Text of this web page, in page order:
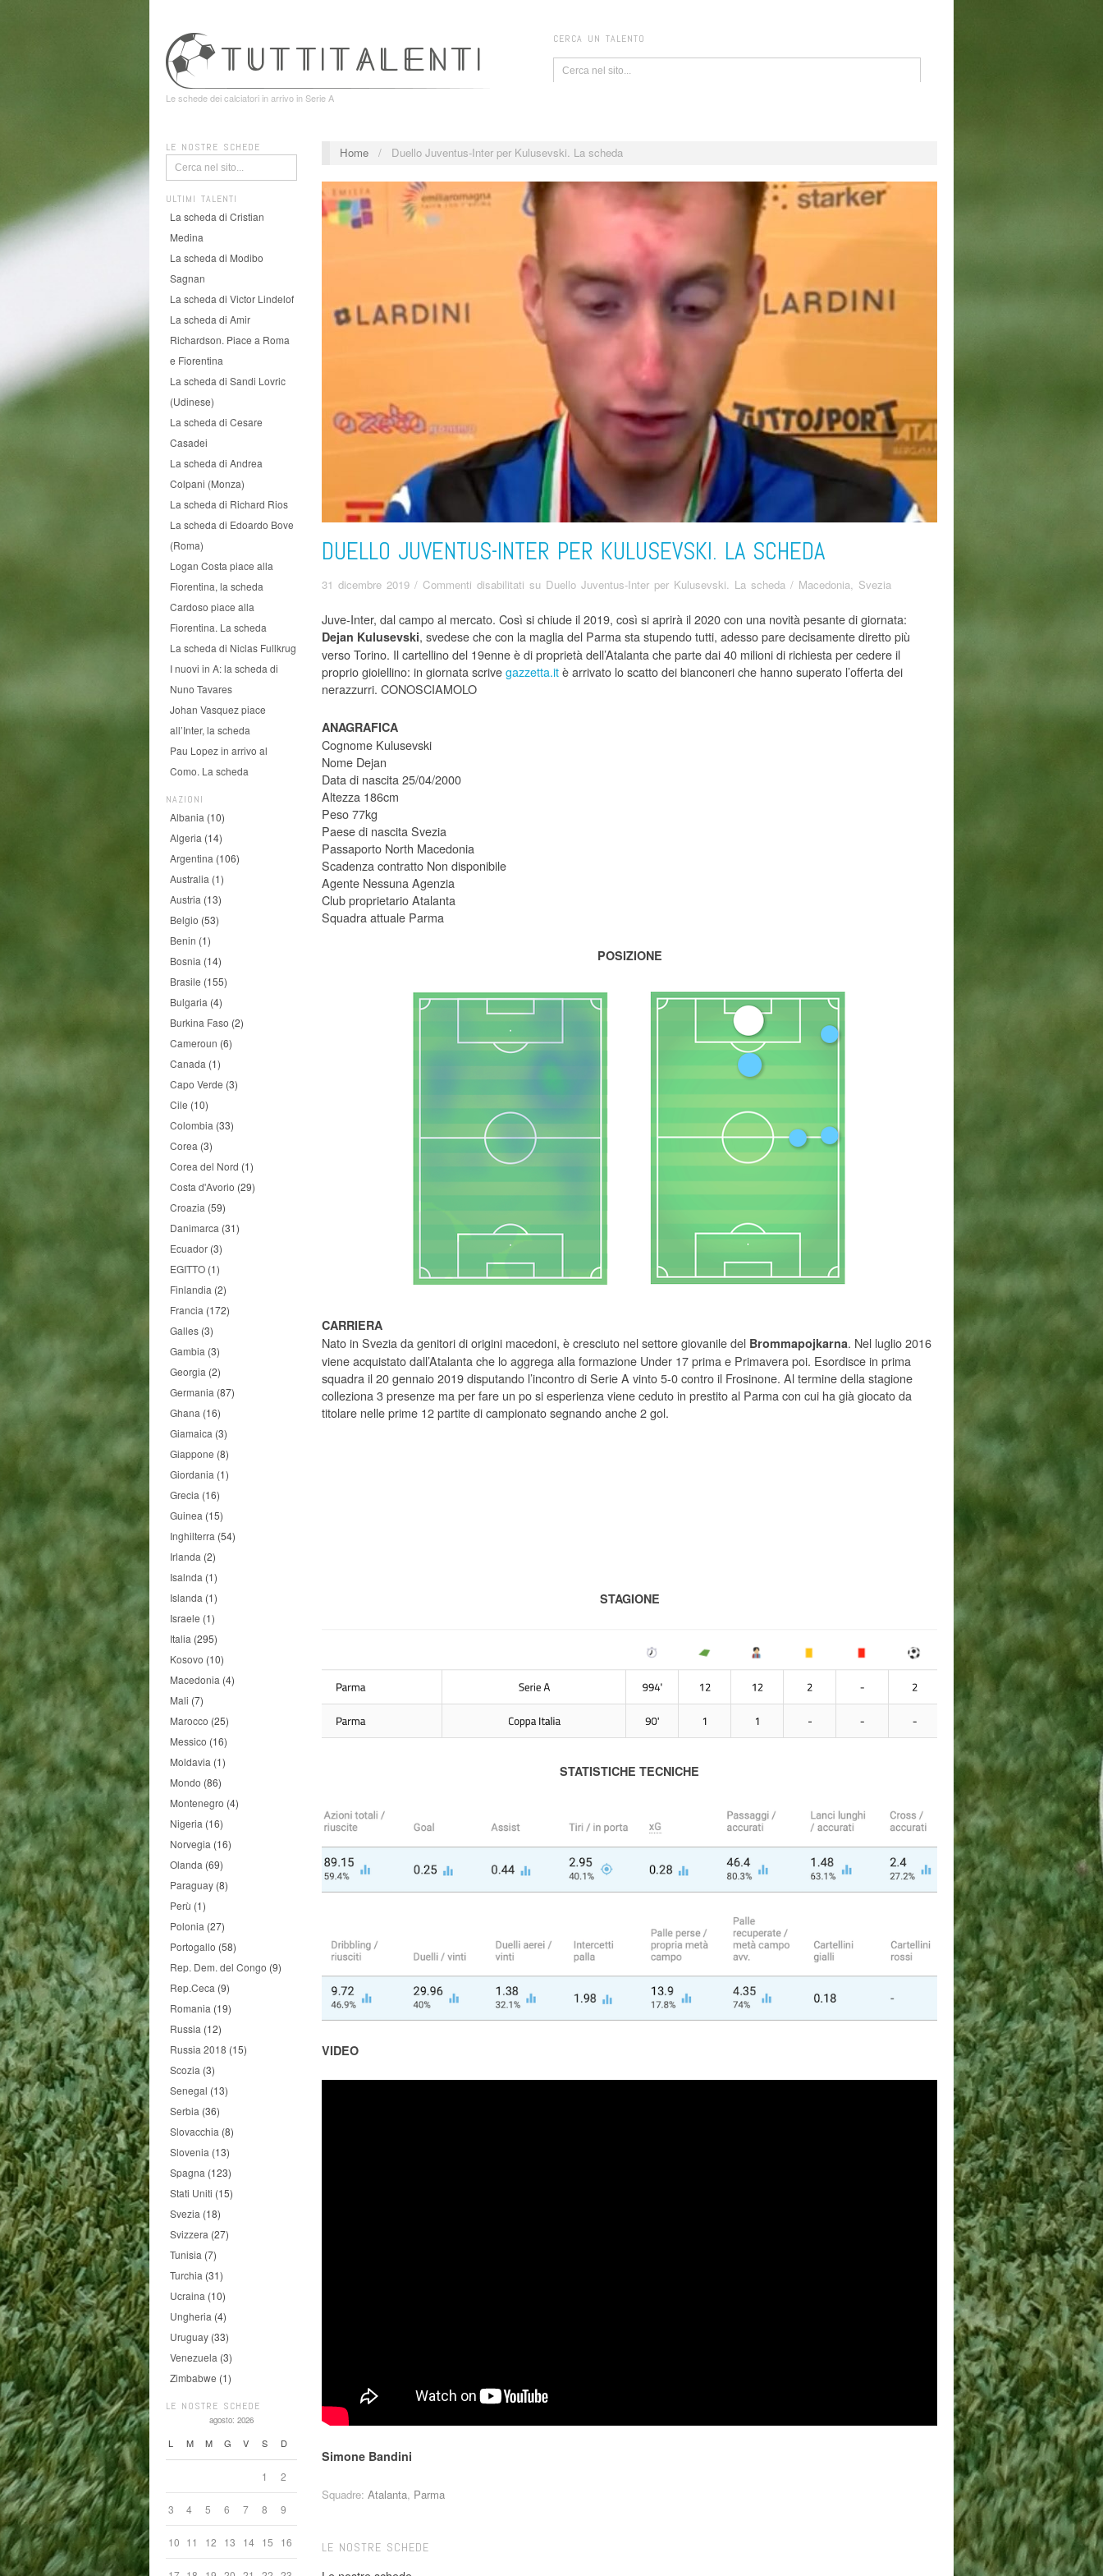
Le schede dei calciatori in arrivo in Serie A
CERCA UN TALENTO
LE NOSTRE SCHEDE
ULTIMI TALENTI
La scheda di Cristian
Medina
La scheda di Modibo
Sagnan
La scheda di Victor Lindelof
La scheda di Amir
Richardson. Piace a Roma
e Fiorentina
La scheda di Sandi Lovric
(Udinese)
La scheda di Cesare
Casadei
La scheda di Andrea
Colpani (Monza)
La scheda di Richard Rios
La scheda di Edoardo Bove
(Roma)
Logan Costa piace alla
Fiorentina, la scheda
Cardoso piace alla
Fiorentina. La scheda
La scheda di Niclas Fullkrug
I nuovi in A: la scheda di
Nuno Tavares
Johan Vasquez piace
all’Inter, la scheda
Pau Lopez in arrivo al
Como. La scheda
NAZIONI
Albania (10)
Algeria (14)
Argentina (106)
Australia (1)
Austria (13)
Belgio (53)
Benin (1)
Bosnia (14)
Brasile (155)
Bulgaria (4)
Burkina Faso (2)
Cameroun (6)
Canada (1)
Capo Verde (3)
Cile (10)
Colombia (33)
Corea (3)
Corea del Nord (1)
Costa d'Avorio (29)
Croazia (59)
Danimarca (31)
Ecuador (3)
EGITTO (1)
Finlandia (2)
Francia (172)
Galles (3)
Gambia (3)
Georgia (2)
Germania (87)
Ghana (16)
Giamaica (3)
Giappone (8)
Giordania (1)
Grecia (16)
Guinea (15)
Inghilterra (54)
Irlanda (2)
Isalnda (1)
Islanda (1)
Israele (1)
Italia (295)
Kosovo (10)
Macedonia (4)
Mali (7)
Marocco (25)
Messico (16)
Moldavia (1)
Mondo (86)
Montenegro (4)
Nigeria (16)
Norvegia (16)
Olanda (69)
Paraguay (8)
Perù (1)
Polonia (27)
Portogallo (58)
Rep. Dem. del Congo (9)
Rep.Ceca (9)
Romania (19)
Russia (12)
Russia 2018 (15)
Scozia (3)
Senegal (13)
Serbia (36)
Slovacchia (8)
Slovenia (13)
Spagna (123)
Stati Uniti (15)
Svezia (18)
Svizzera (27)
Tunisia (7)
Turchia (31)
Ucraina (10)
Ungheria (4)
Uruguay (33)
Venezuela (3)
Zimbabwe (1)
LE NOSTRE SCHEDE
agosto: 2026
L M M G V S D
1 2
3 4 5 6 7 8 9
10 11 12 13 14 15 16
Home / Duello Juventus-Inter per Kulusevski. La scheda
DUELLO JUVENTUS-INTER PER KULUSEVSKI. LA SCHEDA
31 dicembre 2019 / Commenti disabilitati su Duello Juventus-Inter per Kulusevski. La scheda / Macedonia Svezia
Juve-Inter, dal campo al mercato. Così si chiude il 2019, così si aprirà il 2020 con una novità pesante di giornata:
Dejan Kulusevski, svedese che con la maglia del Parma sta stupendo tutti, adesso pare decisamente diretto più
verso Torino. Il cartellino del 19enne è di proprietà dell’Atalanta che parte dai 40 milioni di richiesta per cedere il
proprio gioiellino: in giornata scrivegazzetta.itè arrivato lo scatto dei bianconeri che hanno superato l’offerta dei
nerazzurri. CONOSCIAMOLO
ANAGRAFICA
Cognome Kulusevski
Nome Dejan
Data di nascita 25/04/2000
Altezza 186cm
Peso 77kg
Paese di nascita Svezia
Passaporto North Macedonia
Scadenza contratto Non disponibile
Agente Nessuna Agenzia
Club proprietario Atalanta
Squadra attuale Parma
POSIZIONE
CARRIERA
Nato in Svezia da genitori di origini macedoni, è cresciuto nel settore giovanile del Brommapojkarna. Nel luglio 2016
viene acquistato dall’Atalanta che lo aggrega alla formazione Under 17 prima e Primavera poi. Esordisce in prima
squadra il 20 gennaio 2019 disputando l’incontro di Serie A vinto 5-0 contro il Frosinone. Al termine della stagione
colleziona 3 presenze ma per fare un po si esperienza viene ceduto in prestito al Parma con cui ha già giocato da
titolare nelle prime 12 partite di campionato segnando anche 2 gol.
STAGIONE
STATISTICHE TECNICHE
VIDEO
Simone Bandini
Squadre: Atalanta, Parma
LE NOSTRE SCHEDE